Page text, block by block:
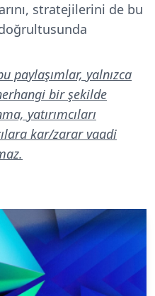
stratejilerini de bu
paylaşımlar, yalnızca
bir şekilde
yatırımcıları
kar/zarar vaadi